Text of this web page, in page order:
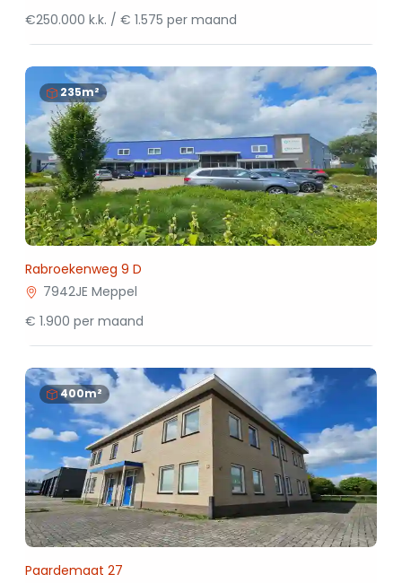
€250.000 k.k. / € 1.575 per maand
235m²
Rabroekenweg 9 D
7942JE Meppel
€ 1.900 per maand
400m²
Paardemaat 27